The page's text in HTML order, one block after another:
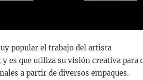
popular el trabajo del artista
y es que utiliza su visión creativa para
a partir de diversos empaques.